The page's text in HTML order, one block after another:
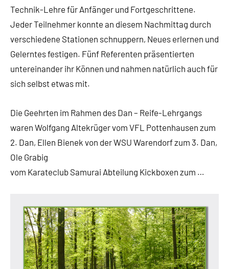
Technik-Lehre für Anfänger und Fortgeschrittene.
Jeder Teilnehmer konnte an diesem Nachmittag durch
verschiedene Stationen schnuppern, Neues erlernen und
Gelerntes festigen. Fünf Referenten präsentierten
untereinander ihr Können und nahmen natürlich auch für
sich selbst etwas mit.
Die Geehrten im Rahmen des Dan – Reife-Lehrgangs
waren Wolfgang Altekrüger vom VFL Pottenhausen zum
2. Dan, Ellen Bienek von der WSU Warendorf zum 3. Dan,
Ole Grabig
vom Karateclub Samurai Abteilung Kickboxen zum …